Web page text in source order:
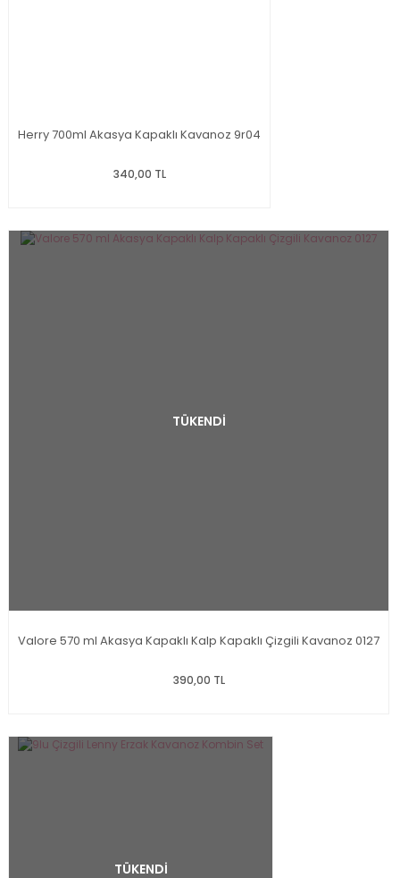
Herry 700ml Akasya Kapaklı Kavanoz 9r04
340,00 TL
TÜKENDİ
Valore 570 ml Akasya Kapaklı Kalp Kapaklı Çizgili Kavanoz 0127
390,00 TL
TÜKENDİ